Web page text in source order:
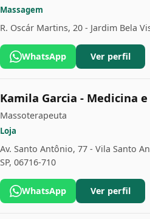
Massagem
R. Oscár Martins, 20 - Jardim Bela
WhatsApp Ver perfil
Kamila Garcia - Medicina
Massoterapeuta
Loja
Av. Santo Antônio, 77 - Vila Santo
SP, 06716-710
WhatsApp Ver perfil